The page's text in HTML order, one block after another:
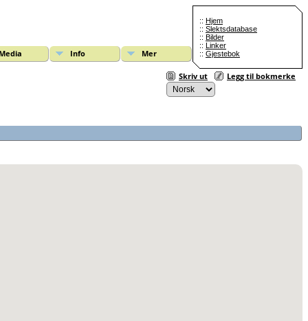
:: Hjem
:: Slektsdatabase
:: Bilder
:: Linker
:: Gjestebok
Info Mer
Skriv ut Legg til bokmerke